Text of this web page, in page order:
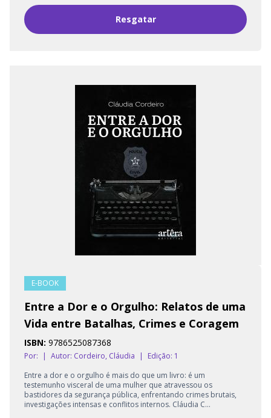
Resgatar
E-BOOK
Entre a Dor e o Orgulho: Relatos de uma
Vida entre Batalhas, Crimes e Coragem
ISBN: 9786525087368
Por: | Autor: Cordeiro, Cláudia |
Edição: 1
Entre a dor e o orgulho é mais do que um livro: é um
testemunho visceral de uma mulher que atravessou os
bastidores da segurança pública, enfrentando crimes brutais,
investigações intensas e conflitos internos. Cláudia C...